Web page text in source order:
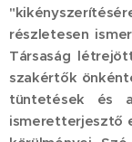
részletesen
Társaság
szakértők
tüntetések és
ismeretterjesztő